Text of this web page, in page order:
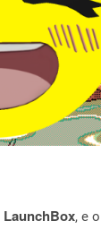
LaunchBox, e o